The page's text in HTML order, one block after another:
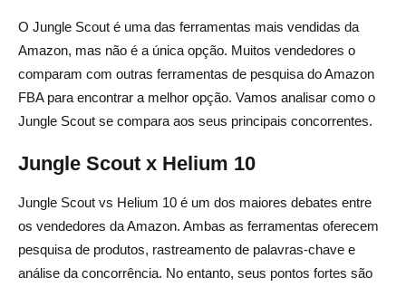
O Jungle Scout é uma das ferramentas mais vendidas da
Amazon, mas não é a única opção. Muitos vendedores o
comparam com outras ferramentas de pesquisa do Amazon
FBA para encontrar a melhor opção. Vamos analisar como o
Jungle Scout se compara aos seus principais concorrentes.
Jungle Scout x Helium 10
Jungle Scout vs Helium 10 é um dos maiores debates entre
os vendedores da Amazon. Ambas as ferramentas oferecem
pesquisa de produtos, rastreamento de palavras-chave e
análise da concorrência. No entanto, seus pontos fortes são